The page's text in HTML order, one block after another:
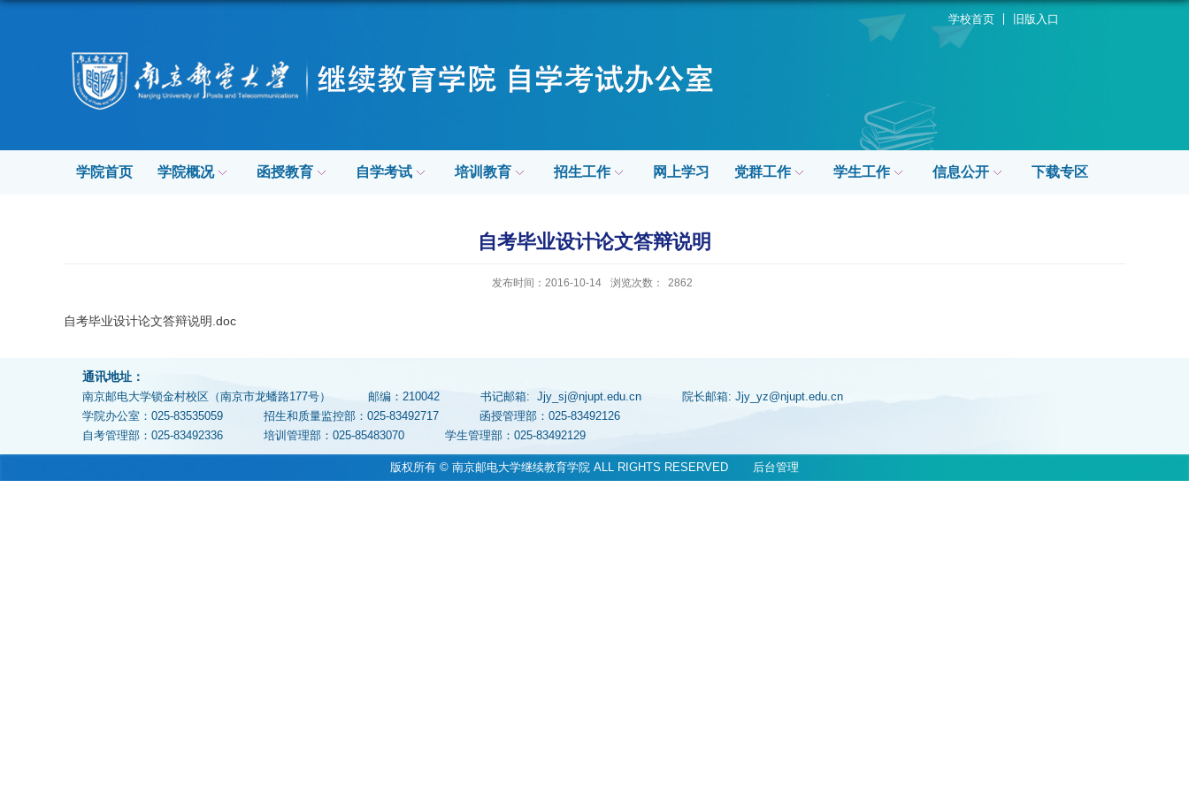
学校首页 旧版入口
学院首页 学院概况 函授教育 自学考试 培训教育 招生工作 网上学习 党群工作 学生工作 信息公开 下载专区
自考毕业设计论文答辩说明
发布时间：2016-10-14 浏览次数： 2862
自考毕业设计论文答辩说明.doc
通讯地址：
南京邮电大学锁金村校区（南京市龙蟠路177号） 邮编：210042 书记邮箱: Jjy_sj@njupt.edu.cn
院长邮箱: Jjy_yz@njupt.edu.cn
学院办公室：025-83535059
招生和质量监控部：025-83492717
函授管理部：025-83492126
自考管理部：025-83492336
培训管理部：025-85483070 学生管理部：025-83492129
版权所有 © 南京邮电大学继续教育学院 ALL RIGHTS RESERVED 后台管理